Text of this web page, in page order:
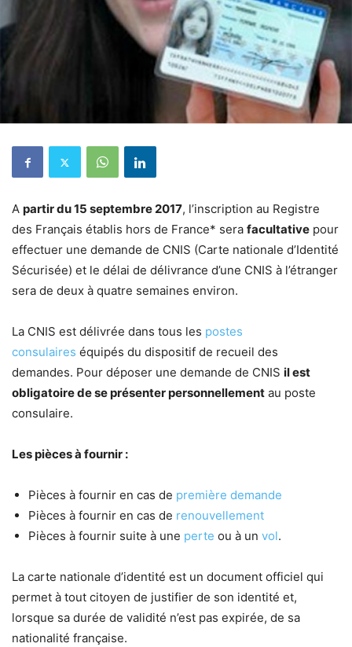
A partir du 15 septembre 2017, l’inscription au Registre
des Français établis hors de France* sera facultative pour
effectuer une demande de CNIS (Carte nationale d’Identité
Sécurisée) et le délai de délivrance d’une CNIS à l’étranger
sera de deux à quatre semaines environ.
La CNIS est délivrée dans tous les postes
consulaires équipés du dispositif de recueil des
demandes. Pour déposer une demande de CNIS il est
obligatoire de se présenter personnellement au poste
consulaire.
Les pièces à fournir :
Pièces à fournir en cas de première demande
Pièces à fournir en cas de renouvellement
Pièces à fournir suite à une perte ou à un vol.
La carte nationale d’identité est un document officiel qui
permet à tout citoyen de justifier de son identité et,
lorsque sa durée de validité n’est pas expirée, de sa
nationalité française.